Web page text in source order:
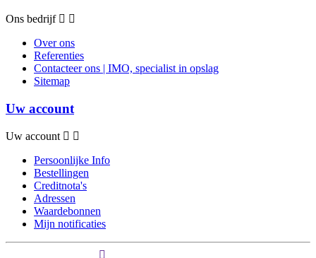
Ons bedrijf
Over ons
Referenties
Contacteer ons | IMO, specialist in opslag
Sitemap
Uw account
Uw account
Persoonlijke Info
Bestellingen
Creditnota's
Adressen
Waardebonnen
Mijn notificaties